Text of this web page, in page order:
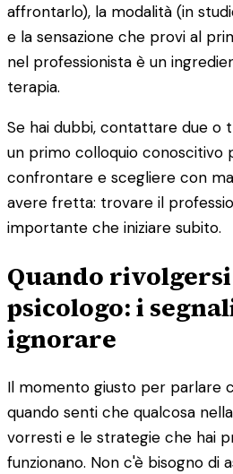
affrontarlo), la modalità (in
e la sensazione che provi al
nel professionista è un
terapia.
Se hai dubbi, contattare due o
un primo colloquio conoscitivo
confrontare e scegliere con
avere fretta: trovare il
importante che iniziare subito.
Quando
psicologo: i
ignorare
Il momento giusto per parlare
quando senti che qualcosa
vorresti e le strategie che hai
funzionano. Non c'è bisogno di